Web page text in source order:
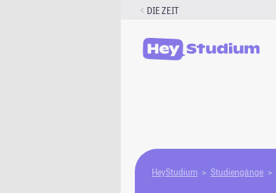
DIE ZEIT
HeyStudium Studiengänge